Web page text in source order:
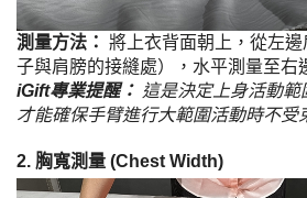
測量方法： 將上衣背面朝上，從左
子與肩膀的接縫處），水平測量至右
iGift專業提醒： 這是決定上身活動
才能確保手臂進行大範圍活動時不受
2. 胸寬測量 (Chest Width)